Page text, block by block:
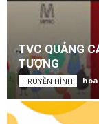
TVC QUẢNG
TƯỢNG
TRUYỀN HÌNH